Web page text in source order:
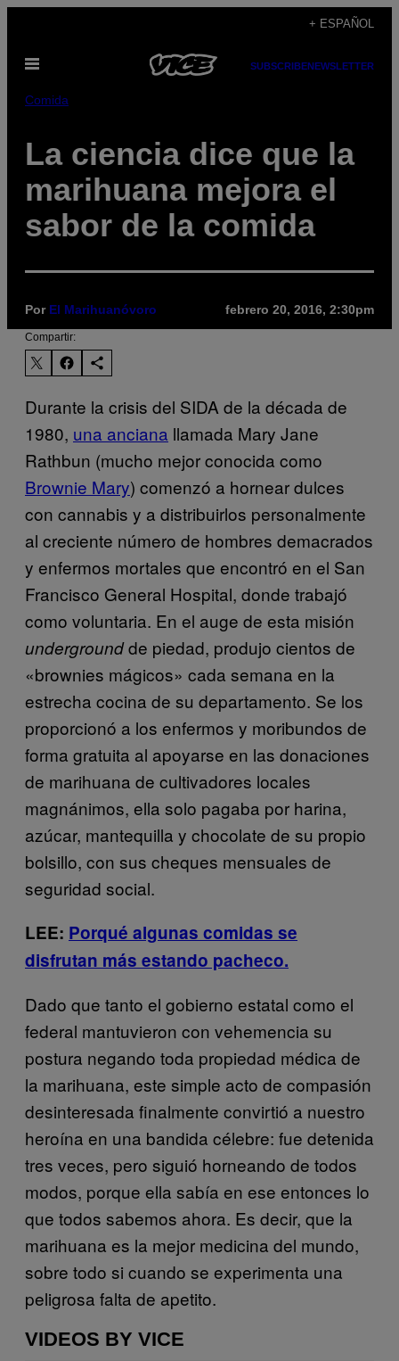
contenido
+ ESPAÑOL
Abrir
SUBSCRIBENEWSLETTER
Comida
La ciencia dice que la
marihuana mejora el
sabor de la comida
Por El Marihuanóvoro febrero 20, 2016, 2:30pm
Compartir:
Durante la crisis del SIDA de la década de
1980, una anciana llamada Mary Jane
Rathbun (mucho mejor conocida como
Brownie Mary) comenzó a hornear dulces
con cannabis y a distribuirlos personalmente
al creciente número de hombres demacrados
y enfermos mortales que encontró en el San
Francisco General Hospital, donde trabajó
como voluntaria. En el auge de esta misión
undergroundde piedad, produjo cientos de
«brownies mágicos» cada semana en la
estrecha cocina de su departamento. Se los
proporcionó a los enfermos y moribundos de
forma gratuita al apoyarse en las donaciones
de marihuana de cultivadores locales
magnánimos, ella solo pagaba por harina,
azúcar, mantequilla y chocolate de su propio
bolsillo, con sus cheques mensuales de
seguridad social.
LEE: Porqué algunas comidas se
disfrutan más estando pacheco.
Dado que tanto el gobierno estatal como el
federal mantuvieron con vehemencia su
postura negando toda propiedad médica de
la marihuana, este simple acto de compasión
desinteresada finalmente convirtió a nuestro
heroína en una bandida célebre: fue detenida
tres veces, pero siguió horneando de todos
modos, porque ella sabía en ese entonces lo
que todos sabemos ahora. Es decir, que la
marihuana es la mejor medicina del mundo,
sobre todo si cuando se experimenta una
peligrosa falta de apetito.
VIDEOS BY VICE